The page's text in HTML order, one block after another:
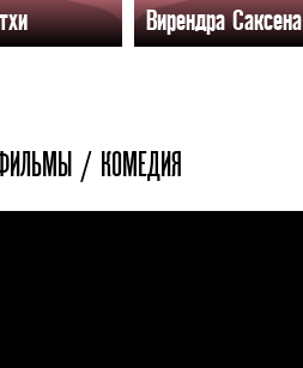
Вирендра Саксена
/ КОМЕДИЯ